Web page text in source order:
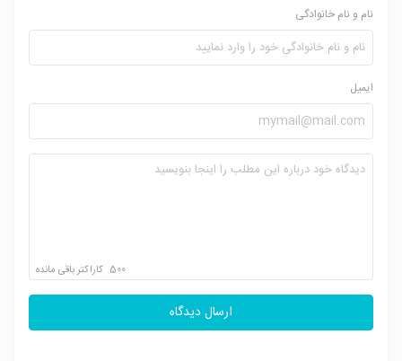
نام و نام خانوادگی
ایمیل
500 کاراکتر باقی مانده
ارسال دیدگاه